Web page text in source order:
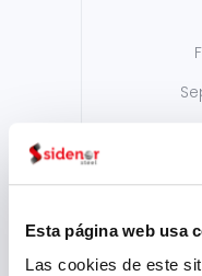
Esta página web usa
Las cookies de este